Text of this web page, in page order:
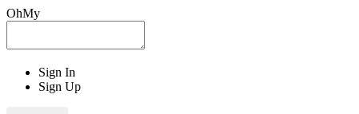
OhMy
Sign In
Sign Up